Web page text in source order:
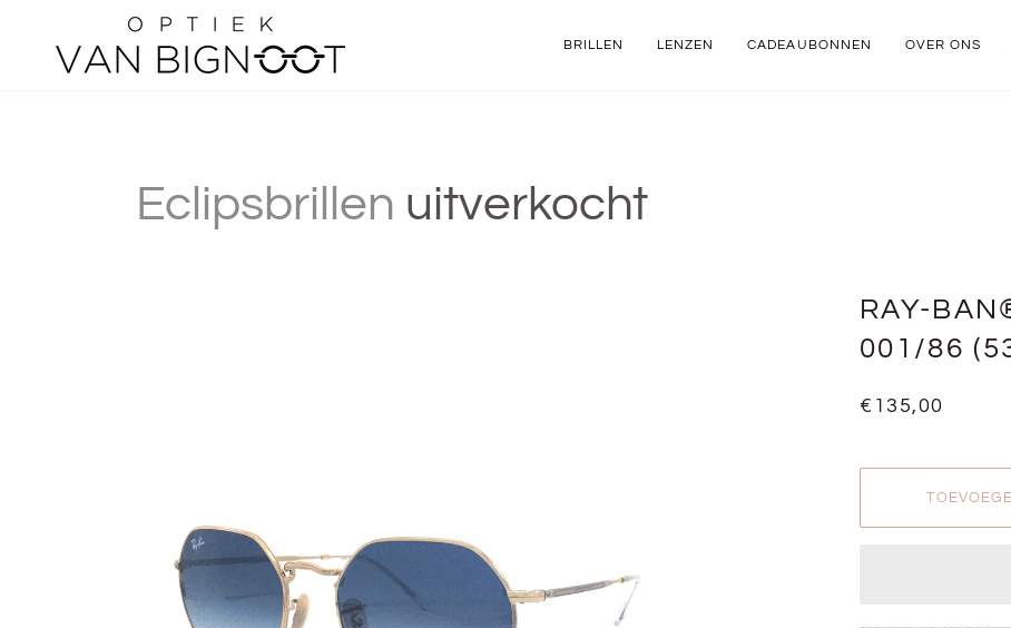
BRILLEN LENZEN CADEAUBONNEN OVER ONS
Eclipsbrillen uitverkocht
RAY-
001/86
€135,00